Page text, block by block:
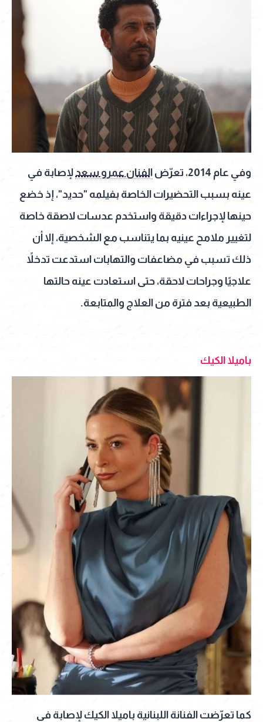
وفي عام 2014، تعرّض الفنان عمرو سعد لإصابة في
عينه بسبب التحضيرات الخاصة بفيلمه "حديد"، إذ خضع
حينها لإجراءات دقيقة واستخدم عدسات لاصقة خاصة
لتغيير ملامح عينيه بما يتناسب مع الشخصية، إلا أن
ذلك تسبب في مضاعفات والتهابات استدعت تدخلاً
علاجيًا وجراحات لاحقة، حتى استعادت عينه حالتها
الطبيعية بعد فترة من العلاج والمتابعة.
باميلا الكيك
كما تعرّضت الفنانة اللبنانية باميلا الكيك لإصابة في